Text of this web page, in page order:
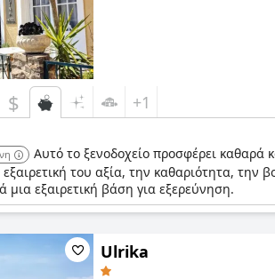
$ +1
Αυτό το ξενοδοχείο προσφέρει καθαρά
του αξία, την καθαριότητα,
μια εξαιρετική βάση για εξερεύνηση.
Ulrika